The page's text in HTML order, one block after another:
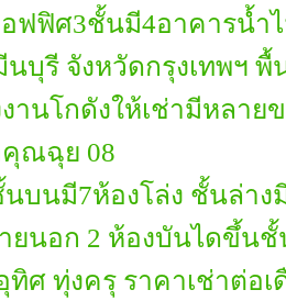
อฟฟิศ3ชั้นมี4อาคารน้ำ
นบุรี จังหวัดกรุงเทพฯ
งานโกดังให้เช่ามีหลา
ณฉุย 08
บนมี7ห้องโล่ง ชั้นล่าง
ายนอก 2 ห้องบันไดขึ้น
ศ ทุ่งครุ ราคาเช่าต่อเ